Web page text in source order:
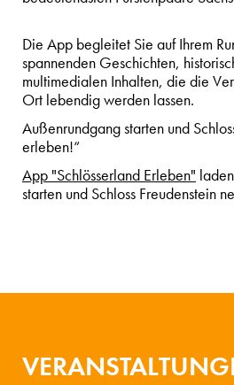
Die App begleitet Sie auf Ihrem
spannenden Geschichten,
multimedialen Inhalten, die die
Ort lebendig werden lassen.
Außenrundgang starten und
erleben!“
App "Schlösserland Erleben"
starten und Schloss Freudenstein